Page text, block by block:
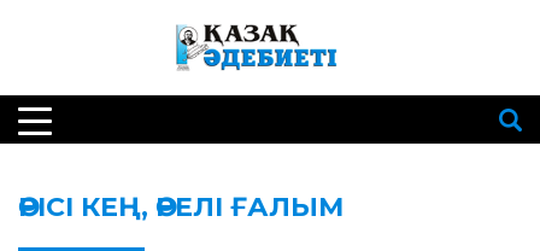
ӨРІСІ КЕҢ, ӨРЕЛІ ҒАЛЫМ